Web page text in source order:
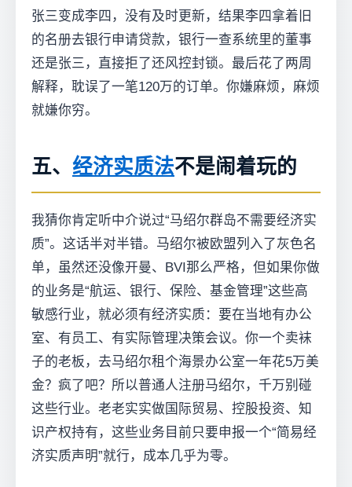
张三变成李四，没有及时更新，结果李四拿着旧
的名册去银行申请贷款，银行一查系统里的董事
还是张三，直接拒了还风控封锁。最后花了两周
解释，耽误了一笔120万的订单。你嫌麻烦，麻烦
就嫌你穷。
五、 经济实质法不是闹着玩的
我猜你肯定听中介说过“马绍尔群岛不需要经济实
质”。这话半对半错。马绍尔被欧盟列入了灰色名
单，虽然还没像开曼、BVI那么严格，但如果你做
的业务是“航运、银行、保险、基金管理”这些高
敏感行业，就必须有经济实质：要在当地有办公
室、有员工、有实际管理决策会议。你一个卖袜
子的老板，去马绍尔租个海景办公室一年花5万美
金？疯了吧？所以普通人注册马绍尔，千万别碰
这些行业。老老实实做国际贸易、控股投资、知
识产权持有，这些业务目前只要申报一个“简易经
济实质声明”就行，成本几乎为零。